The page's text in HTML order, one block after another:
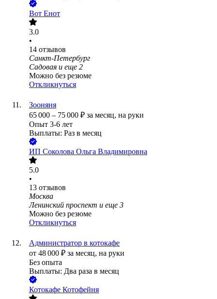
Вот Енот
3.0
•
14 отзывов
Санкт-Петербург
Садовая и еще 2
Можно без резюме
Откликнуться
Зооняня
65 000 – 75 000 ₽ за месяц, на руки
Опыт 3-6 лет
Выплаты: Раз в месяц
ИП Соколова Ольга Владимировна
5.0
•
13 отзывов
Москва
Ленинский проспект и еще 3
Можно без резюме
Откликнуться
Администратор в котокафе
от 48 000 ₽ за месяц, на руки
Без опыта
Выплаты: Два раза в месяц
Котокафе Котофейня